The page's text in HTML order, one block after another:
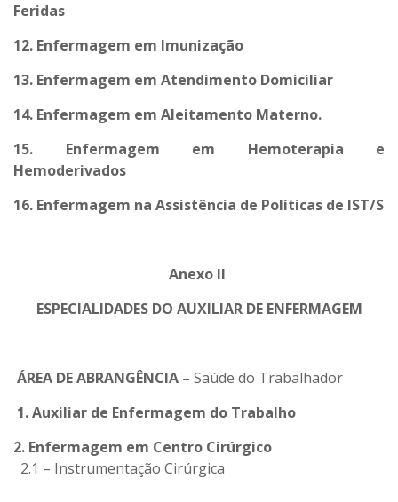
Feridas
12. Enfermagem em Imunização
13. Enfermagem em Atendimento Domiciliar
14. Enfermagem em Aleitamento Materno.
15. Enfermagem em Hemoterapia e
Hemoderivados
16. Enfermagem na Assistência de Políticas de IST/S
Anexo II
ESPECIALIDADES DO AUXILIAR DE ENFERMAGEM
ÁREA DE ABRANGÊNCIA – Saúde do Trabalhador
1.Auxiliar de Enfermagem do Trabalho
2. Enfermagem em Centro Cirúrgico
2.1 – Instrumentação Cirúrgica